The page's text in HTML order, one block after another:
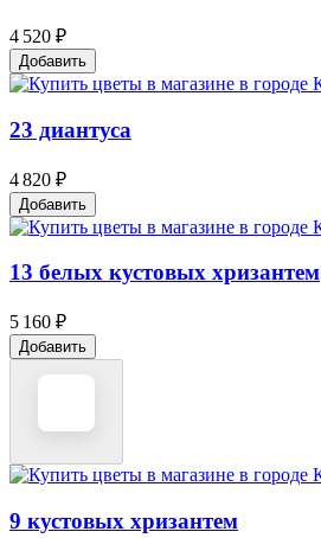
4 520 ₽
Добавить
23 диантуса
4 820 ₽
Добавить
13 белых кустовых хризантем
5 160 ₽
Добавить
9 кустовых хризантем